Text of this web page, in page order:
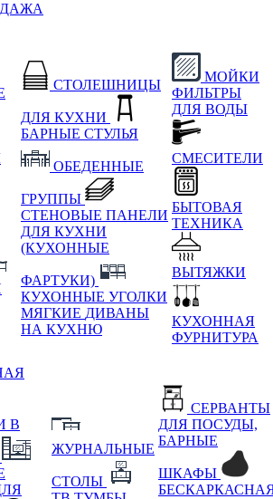
СТОЛЕШНИЦЫ
ДЛЯ КУХНИ
БАРНЫЕ СТУЛЬЯ
ОБЕДЕННЫЕ
ГРУППЫ
СТЕНОВЫЕ ПАНЕЛИ
ДЛЯ КУХНИ
(КУХОННЫЕ
ФАРТУКИ)
КУХОННЫЕ УГОЛКИ
МЯГКИЕ ДИВАНЫ
НА КУХНЮ
МОЙКИ
ФИЛЬТРЫ
ДЛЯ ВОДЫ
СМЕСИТЕЛИ
БЫТОВАЯ
ТЕХНИКА
ВЫТЯЖКИ
КУХОННАЯ
ФУРНИТУРА
В
ЖУРНАЛЬНЫЕ
СТОЛЫ
СЕРВАНТЫ
ДЛЯ ПОСУДЫ,
БАРНЫЕ
ШКАФЫ